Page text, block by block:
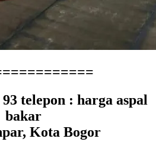
telepon : harga aspal
bakar
Kota Bogor